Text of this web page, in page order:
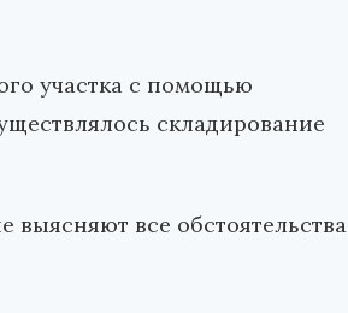
участка с помощью
складирование
все